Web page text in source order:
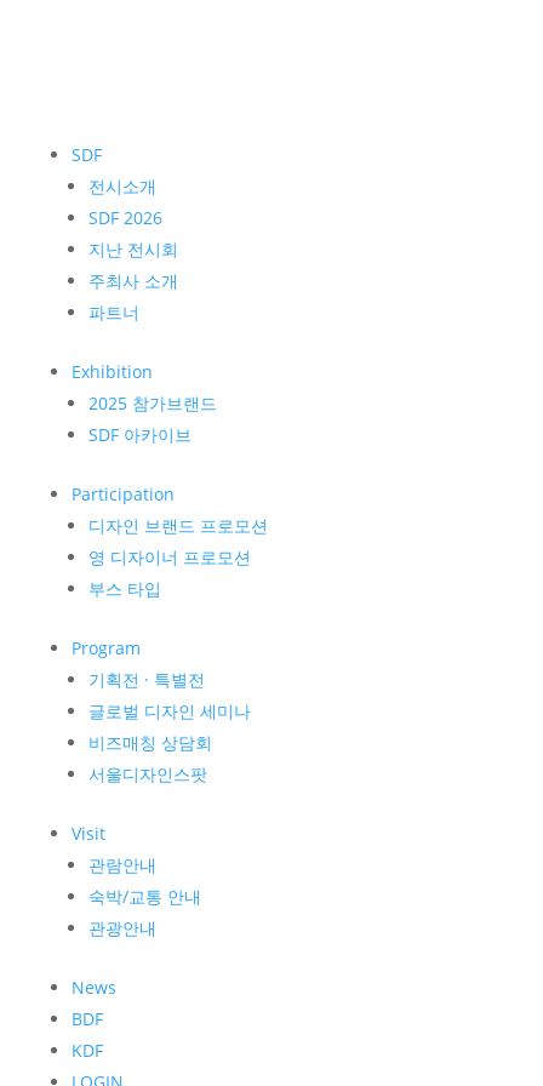
SDF
전시소개
SDF 2026
지난 전시회
주최사 소개
파트너
Exhibition
2025 참가브랜드
SDF 아카이브
Participation
디자인 브랜드 프로모션
영 디자이너 프로모션
부스 타입
Program
기획전 · 특별전
글로벌 디자인 세미나
비즈매칭 상담회
서울디자인스팟
Visit
관람안내
숙박/교통 안내
관광안내
News
BDF
KDF